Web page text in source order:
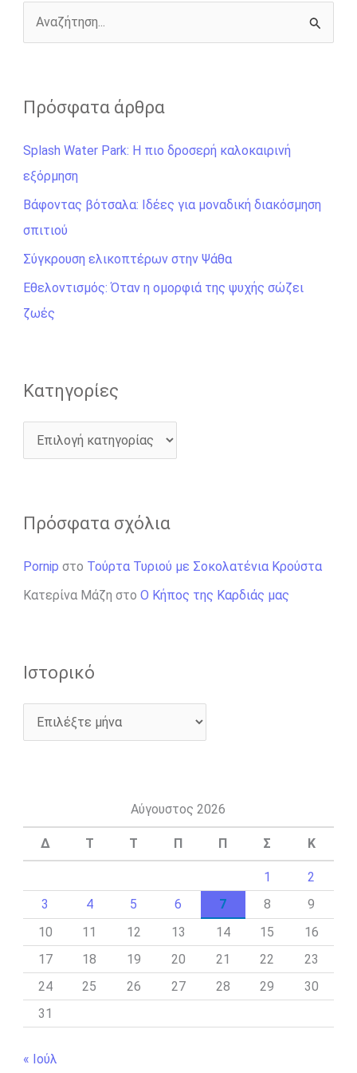
k
e
r
k
ζ
τ
η
σ
η
γ
ι
α
Πρόσφατα άρθρα
Splash Water Park: Η πιο δροσερή καλοκαιρινή
εξόρμηση
Βάφοντας βότσαλα: Ιδέες για μοναδική διακόσμηση
σπιτιού
Σύγκρουση ελικοπτέρων στην Ψάθα
Εθελοντισμός: Όταν η ομορφιά της ψυχής σώζει
ζωές
Kατηγορίες
Πρόσφατα σχόλια
Pornip στο Τούρτα Τυριού με Σοκολατένια Κρούστα
Κατερίνα Μάζη στο Ο Κήπος της Καρδιάς μας
Ιστορικό
Αύγουστος 2026
Δ Τ Τ Π Π Σ Κ
1
2
3
4 5 6 7 8
9
10
11 12 13 14 15
16
17
18 19 20 21 22
23
24
25 26 27 28 29
30
31
« Ιούλ